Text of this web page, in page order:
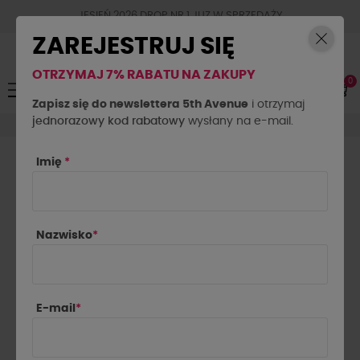
JESIEŃ 2026 DROP NR.1 JUZ W SPRZEDAŻY
Toggle
navigation
☰ 0
by o la la... Spodnie by o la la
ZAREJESTRUJ SIĘ
OTRZYMAJ 7% RABATU NA ZAKUPY
Zapisz się do newslettera 5th Avenue i otrzymaj
jednorazowy kod rabatowy wysłany na e-mail.
Imię *
Nazwisko*
E-mail *